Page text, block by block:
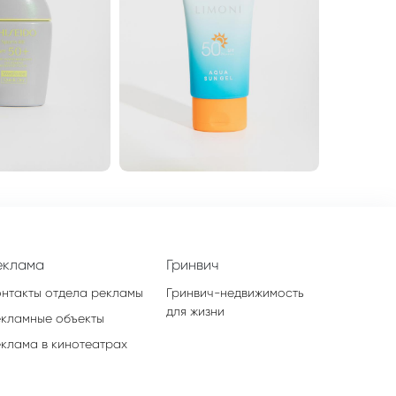
отдела рекламы
объекты
в кинотеатрах
Гринвич
Гринвич-недвижимость
для жизни